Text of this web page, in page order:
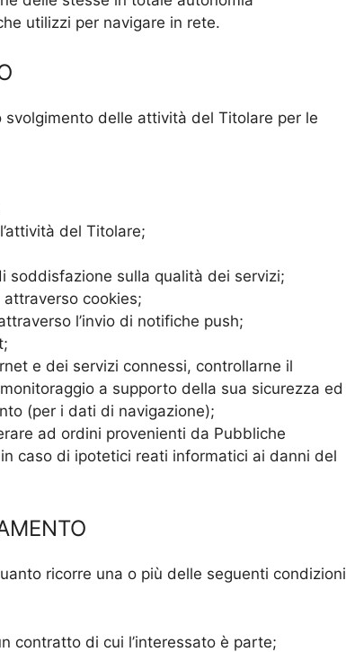
utilizzi per navigare in rete.
delle attività del Titolare per le
del Titolare;
soddisfazione sulla qualità dei servizi;
cookies;
l’invio di notifiche push;
e dei servizi connessi, controllarne il
a supporto della sua sicurezza ed
(per i dati di navigazione);
ad ordini provenienti da Pubbliche
caso di ipotetici reati informatici ai danni del
ricorre una o più delle seguenti condizioni
contratto di cui l’interessato è parte;